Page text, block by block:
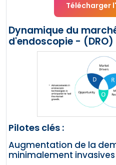
Télécharger
Dynamique du
d'endoscopie - (DRO)
Pilotes clés :
Augmentation de la
minimalement invasives